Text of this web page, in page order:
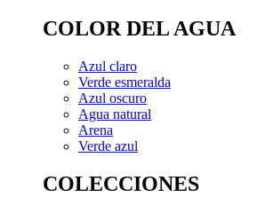
COLOR DEL AGUA
Azul claro
Verde esmeralda
Azul oscuro
Agua natural
Arena
Verde azul
COLECCIONES